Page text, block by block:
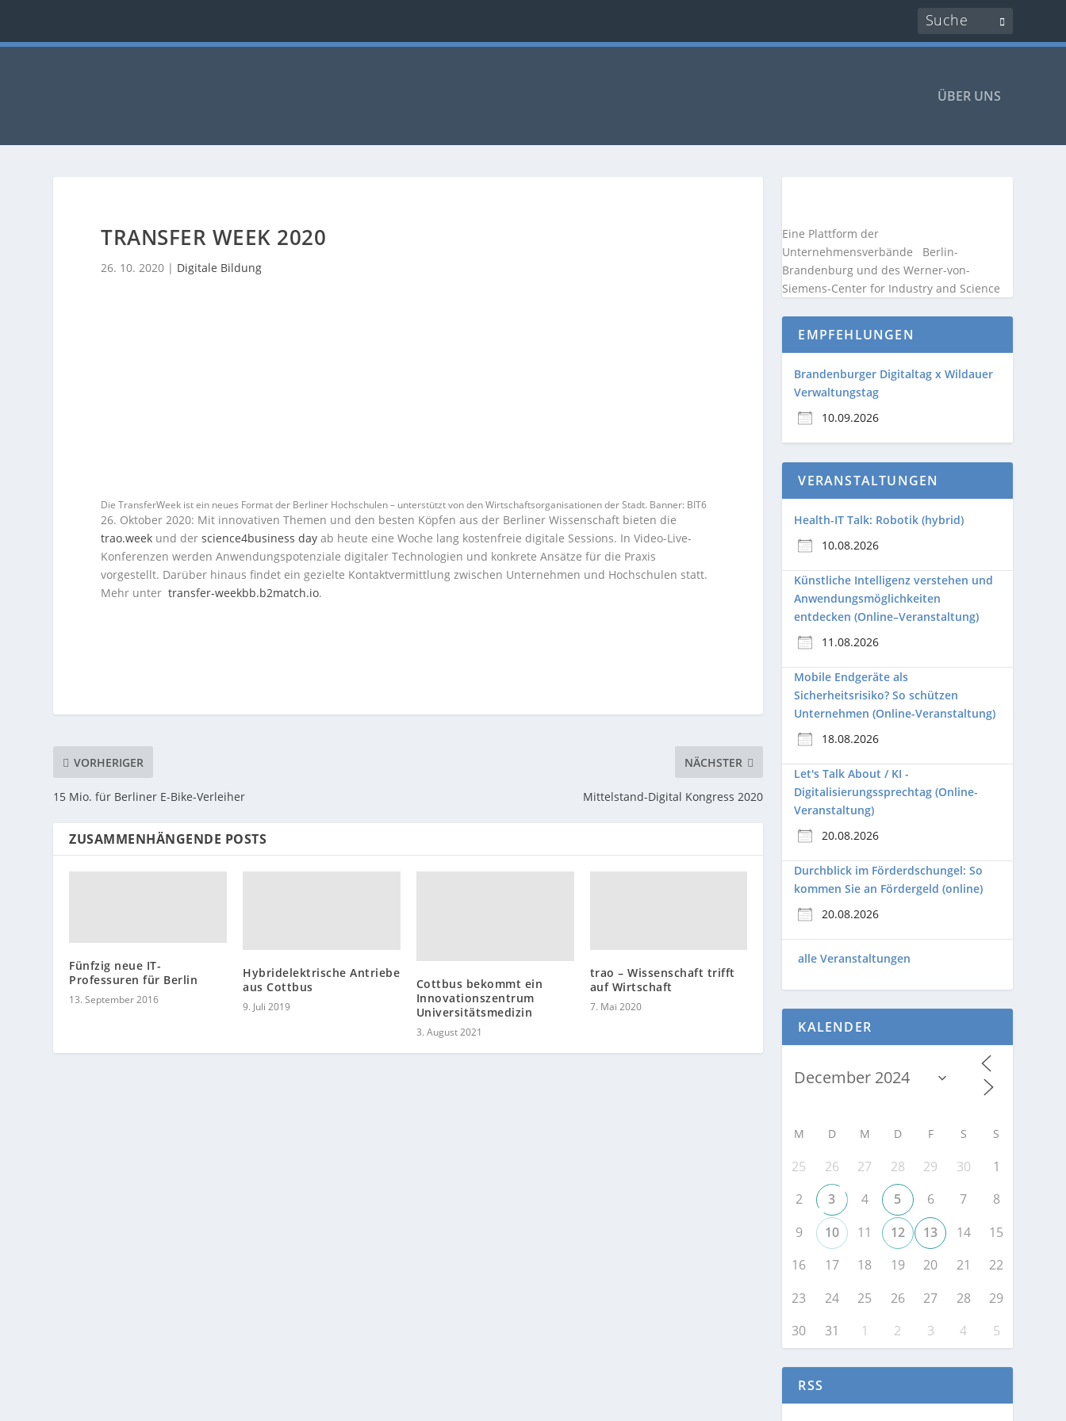
ÜBER UNS
TRANSFER WEEK 2020
26. 10. 2020 | Digitale Bildung
Die TransferWeek ist ein neues Format der Berliner Hochschulen – unterstützt von den Wirtschaftsorganisationen der Stadt. Banner: BIT6
26. Oktober 2020: Mit innovativen Themen und den besten Köpfen aus der Berliner Wissenschaft bieten die
trao.week und derscience4business day ab heute eine Woche lang kostenfreie digitale Sessions. In Video-Live-
Konferenzen werdenAnwendungspotenziale digitaler Technologien und konkrete Ansätze für die Praxis
vorgestellt. Darüber hinaus findet ein gezielte Kontaktvermittlung zwischen Unternehmen und Hochschulen statt.
Mehr untertransfer-weekbb.b2match.io.
VORHERIGER
15 Mio. für Berliner E-Bike-Verleiher
NÄCHSTER
Mittelstand-Digital Kongress 2020
ZUSAMMENHÄNGENDE POSTS
Fünfzig neue IT-
Professuren für Berlin
13. September 2016
Hybridelektrische Antriebe
aus Cottbus
9. Juli 2019
Cottbus bekommt ein
Innovationszentrum
Universitätsmedizin
3. August 2021
trao – Wissenschaft trifft
auf Wirtschaft
7. Mai 2020
Eine Plattform der
Unternehmensverbände Berlin-
Brandenburg und des Werner-von-
Siemens-Center for Industry and Science
EMPFEHLUNGEN
Brandenburger Digitaltag x Wildauer
Verwaltungstag
10.09.2026
VERANSTALTUNGEN
Health-IT Talk: Robotik (hybrid)
10.08.2026
Künstliche Intelligenz verstehen und
Anwendungsmöglichkeiten
entdecken (Online–Veranstaltung)
11.08.2026
Mobile Endgeräte als
Sicherheitsrisiko? So schützen
Unternehmen (Online-Veranstaltung)
18.08.2026
Let's Talk About / KI -
Digitalisierungssprechtag (Online-
Veranstaltung)
20.08.2026
Durchblick im Förderdschungel: So
kommen Sie an Fördergeld (online)
20.08.2026
alle Veranstaltungen
KALENDER
M D M D F S S
25 26 27 28 29 30
1
2
3 4 5 6 7
8
9
10 11 12 13 14
15
16
17 18 19 20 21
22
23
24 25 26 27 28
29
30
31 1 2 3 4 5
RSS